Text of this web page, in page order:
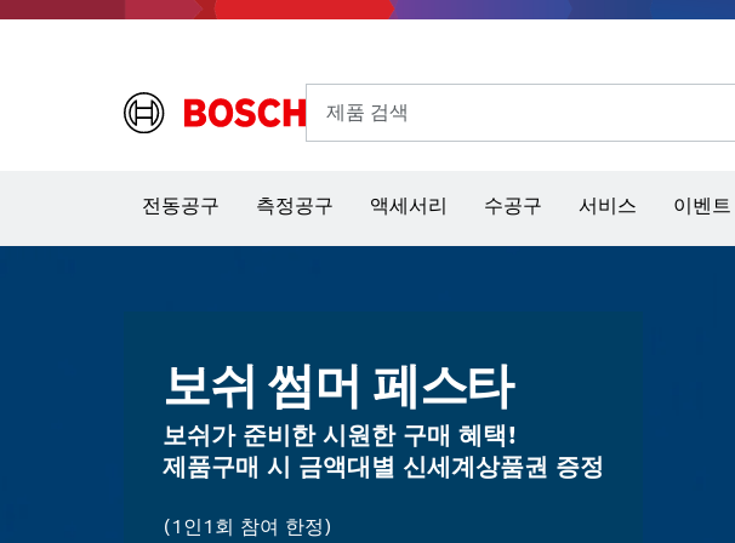
제품 검색
전동공구 측정공구 액세서리 수공구 서비스 이벤
보쉬 썸머 페스타
보쉬가 준비한 시원한 구매 혜택!
제품구매 시 금액대별 신세계상품권 증정
(1인1회 참여 한정)